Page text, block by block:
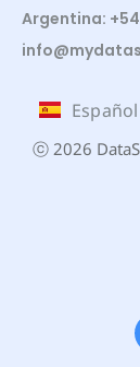
Argentina: +54
Español
ⓒ 2026